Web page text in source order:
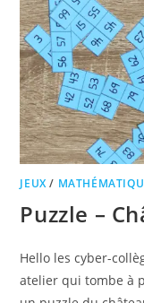
JEUX/
Puzzle –
Hello les cyber-
atelier qui tombe à